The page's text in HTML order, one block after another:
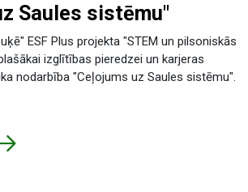
Saules sistēmu"
ESF Plus projekta "STEM un pilsoniskās
izglītības pieredzei un karjeras
nodarbība "Ceļojums uz Saules sistēmu".